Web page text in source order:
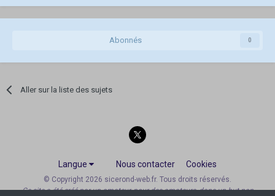
Abonnés 0
Aller sur la liste des sujets
Langue Nous contacter Cookies
© Copyright 2026 sicerond-web.fr. Tous droits réservés.
Ce site a été créé par un amateur, pour des amateurs, dans un but non